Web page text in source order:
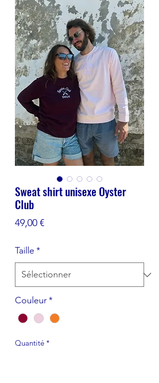
Sweat shirt unisexe Oyster
Club
49,00 €Prix
Taille *
Couleur*
Quantité *